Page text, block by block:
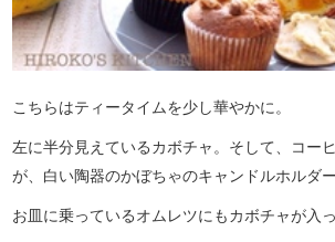
こちらはティータイムを少し華やかに。
左に半分見えているカボチャ。そして、コー
が、白い陶器のかぼちゃのキャンドルホルダー
お皿に乗っているオムレツにもカボチャが入っ